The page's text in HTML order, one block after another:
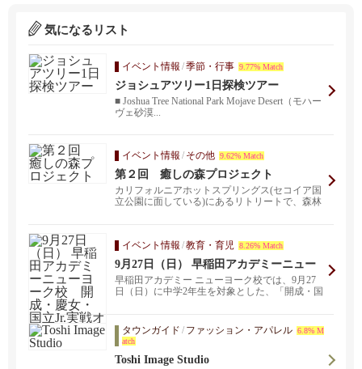
気になるリスト
イベント情報 /季節・行事 9.77% Match
ジョシュアツリー1日探検ツアー
■ Joshua Tree National Park Mojave Desert（モハー
ヴェ砂漠...
イベント情報 / その他 9.62% Match
第２回 癒しの森プロジェクト
カリフォルニアホットスプリングス(セコイア国
立公園に面している)にあるリトリートで、森林
イベント情報 /教育・育児 8.26% Match
9月27日（日） 早稲田アカデミーニュー
ヨーク校 開成・慶女・国立Jr.実戦オー
プン模試
早稲田アカデミー ニューヨーク校では、9月27
日（日）に中学2年生を対象とした、「開成・国
タウンガイド / ファッション・アパレル 6.8% M
atch
Toshi Image Studio